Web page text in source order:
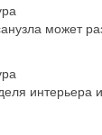
может
интерьера